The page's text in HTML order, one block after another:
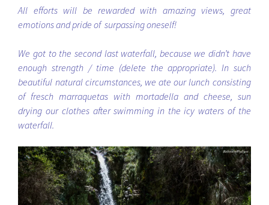
All efforts will be rewarded with amazing views, great
emotions and pride of surpassing oneself!
We got to the second last waterfall, because we didn’t have
enough strength / time (delete the appropriate). In such
beautiful natural circumstances, we ate our lunch consisting
of fresch marraquetas with mortadella and cheese, sun
drying our clothes after swimming in the icy waters of the
waterfall.